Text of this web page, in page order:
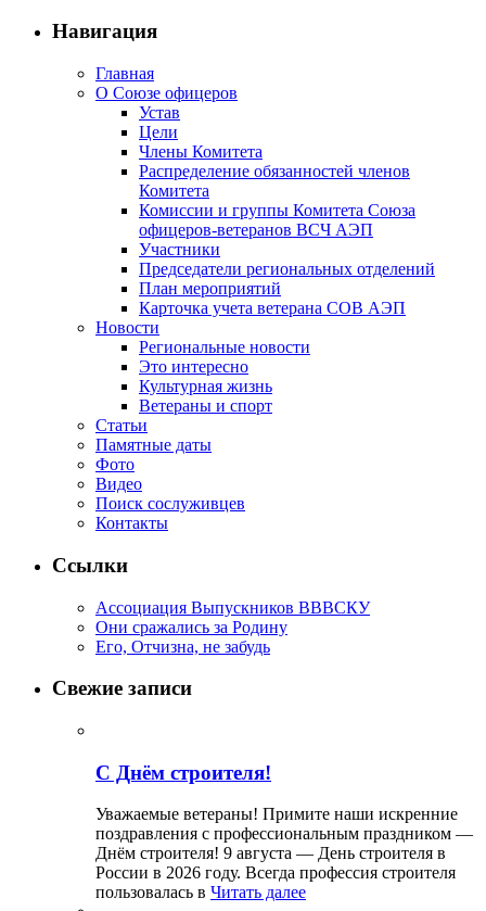
Навигация
Главная
О Союзе офицеров
Устав
Цели
Члены Комитета
Распределение обязанностей членов
Комитета
Комиссии и группы Комитета Союза
офицеров-ветеранов ВСЧ АЭП
Участники
Председатели региональных отделений
План мероприятий
Карточка учета ветерана CОВ АЭП
Новости
Региональные новости
Это интересно
Культурная жизнь
Ветераны и спорт
Статьи
Памятные даты
Фото
Видео
Поиск сослуживцев
Контакты
Ссылки
Ассоциация Выпускников ВВВСКУ
Они сражались за Родину
Его, Отчизна, не забудь
Свежие записи
С Днём строителя!
Уважаемые ветераны! Примите наши искренние
поздравления с профессиональным праздником —
Днём строителя! 9 августа — День строителя в
России в 2026 году. Всегда профессия строителя
пользовалась в Читать далее